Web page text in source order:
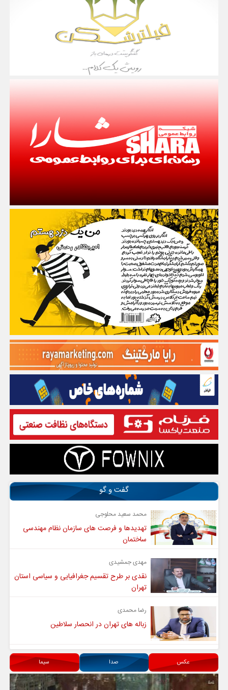
گفت و گو
محمد سعید محلوجی
تهدیدها و فرصت های سازمان نظام مهندسی
ساختمان
مهدی جمشیدی
نقدی بر طرح تقسیم جغرافیایی و سیاسی استان
تهران
رضا محمدی
زباله های تهران در انحصار سلاطین
عکس صدا سیما